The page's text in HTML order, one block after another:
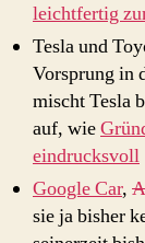
leichtfertig
Tesla und
Vorsprung in
mischt Tesla
auf, wie
eindrucksvoll
Google Car,
sie ja bisher